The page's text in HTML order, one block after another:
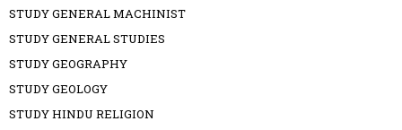
STUDY GENERAL MACHINIST
STUDY GENERAL STUDIES
STUDY GEOGRAPHY
STUDY GEOLOGY
STUDY HINDU RELIGION